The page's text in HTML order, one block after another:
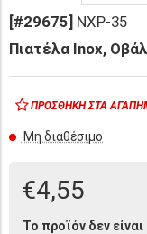
[#29675] NXP-35
Πιατέλα Inox,
ΠΡΟΣΘΉΚΗ ΣΤΑ
Μη διαθέσιμο
€4,55
Το προϊόν δεν